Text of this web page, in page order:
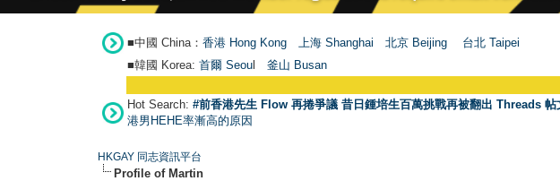
■中國 China： 香港 Hong Kong 上海 Shanghai 北京 Beijing 台北 Taipei
■韓國 Korea: 首爾 Seou 釜山 Busan
Hot Search: #前香港先生 Flow 再捲爭議 昔日鍾培生百萬挑戰再被翻出 Threads 帖
港男HEHE率漸高的原因
HKGAY 同志資訊平台
Profile of Martin